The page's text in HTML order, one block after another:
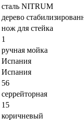
сталь NITRUM
дерево
нож для стейка
1
ручная мойка
Испания
Испания
56
серрейторная
15
коричневый